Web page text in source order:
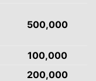
500,000
100,000
200,000